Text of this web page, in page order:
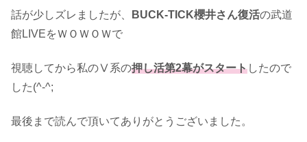
話が少しズレましたが、 BUCK-TICK櫻井さん復活の武道
館LIVEをＷＯＷＯＷで
視聴してから私のⅤ系の押し活第2幕がスタートしたので
した(^-^;
最後まで読んで頂いてありがとうございました。